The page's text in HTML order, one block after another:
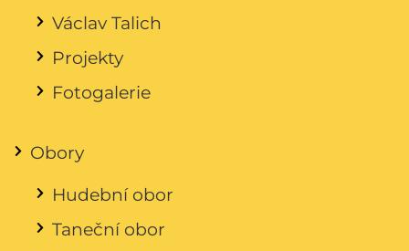
Václav Talich
Projekty
Fotogalerie
Obory
Hudební obor
Taneční obor